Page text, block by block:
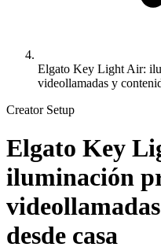
Elgato Key Light Air:
videollamadas y
Creator Setup
Elgato Key
iluminación
desde casa